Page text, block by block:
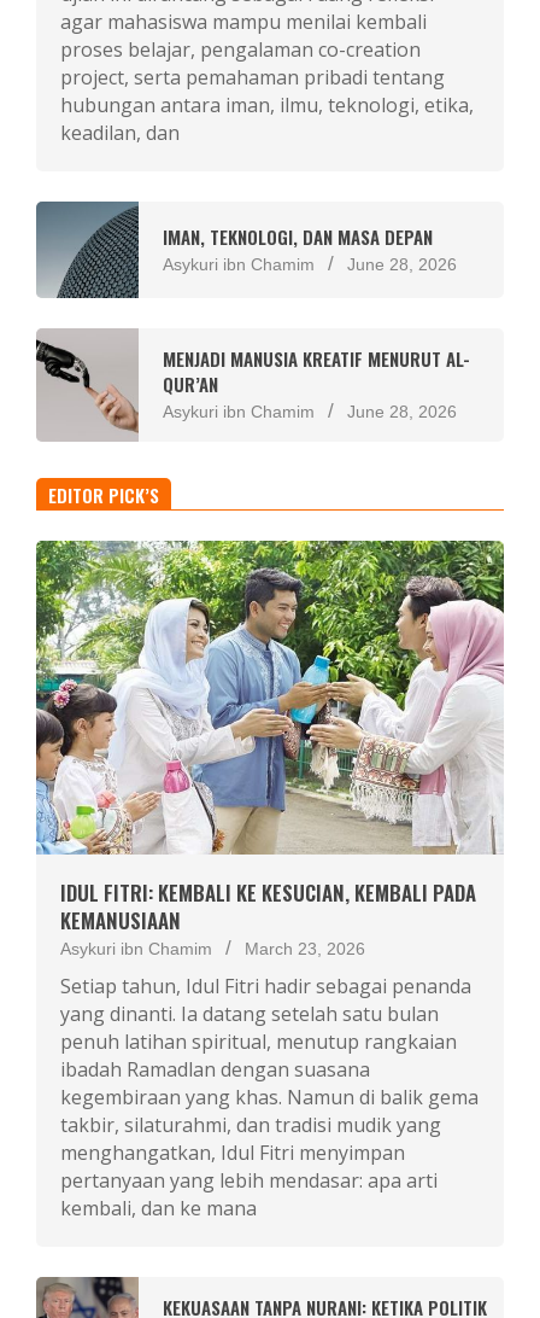
agar mahasiswa mampu menilai kembali
proses belajar, pengalaman co-creation
project, serta pemahaman pribadi tentang
hubungan antara iman, ilmu, teknologi, etika,
keadilan, dan
IMAN, TEKNOLOGI, DAN MASA DEPAN
Asykuri ibn Chamim June 28, 2026
MENJADI MANUSIA KREATIF MENURUT AL-
QUR’AN
Asykuri ibn Chamim June 28, 2026
EDITOR PICK’S
IDUL FITRI: KEMBALI KE KESUCIAN, KEMBALI PADA
KEMANUSIAAN
Asykuri ibn Chamim March 23, 2026
Setiap tahun, Idul Fitri hadir sebagai penanda
yang dinanti. Ia datang setelah satu bulan
penuh latihan spiritual, menutup rangkaian
ibadah Ramadlan dengan suasana
kegembiraan yang khas. Namun di balik gema
takbir, silaturahmi, dan tradisi mudik yang
menghangatkan, Idul Fitri menyimpan
pertanyaan yang lebih mendasar: apa arti
kembali, dan ke mana
KEKUASAAN TANPA NURANI: KETIKA POLITIK